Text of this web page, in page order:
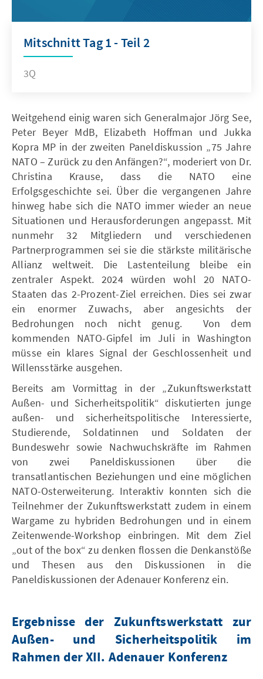
Mitschnitt Tag 1 - Teil 2
3Q
Weitgehend einig waren sich Generalmajor Jörg See,
Peter Beyer MdB, Elizabeth Hoffman und Jukka
Kopra MP in der zweiten Paneldiskussion „75 Jahre
NATO – Zurück zu den Anfängen?“, moderiert von Dr.
Christina Krause, dass die NATO eine
Erfolgsgeschichte sei. Über die vergangenen Jahre
hinweg habe sich die NATO immer wieder an neue
Situationen und Herausforderungen angepasst. Mit
nunmehr 32 Mitgliedern und verschiedenen
Partnerprogrammen sei sie die stärkste militärische
Allianz weltweit. Die Lastenteilung bleibe ein
zentraler Aspekt. 2024 würden wohl 20 NATO-
Staaten das 2-Prozent-Ziel erreichen. Dies sei zwar
ein enormer Zuwachs, aber angesichts der
Bedrohungen noch nicht genug. Von dem
kommenden NATO-Gipfel im Juli in Washington
müsse ein klares Signal der Geschlossenheit und
Willensstärke ausgehen.
Bereits am Vormittag in der „Zukunftswerkstatt
Außen- und Sicherheitspolitik“ diskutierten junge
außen- und sicherheitspolitische Interessierte,
Studierende, Soldatinnen und Soldaten der
Bundeswehr sowie Nachwuchskräfte im Rahmen
von zwei Paneldiskussionen über die
transatlantischen Beziehungen und eine möglichen
NATO-Osterweiterung. Interaktiv konnten sich die
Teilnehmer der Zukunftswerkstatt zudem in einem
Wargame zu hybriden Bedrohungen und in einem
Zeitenwende-Workshop einbringen. Mit dem Ziel
„out of the box“ zu denken flossen die Denkanstöße
und Thesen aus den Diskussionen in die
Paneldiskussionen der Adenauer Konferenz ein.
Ergebnisse der Zukunftswerkstatt zur
Außen- und Sicherheitspolitik im
Rahmen der XII. Adenauer Konferenz